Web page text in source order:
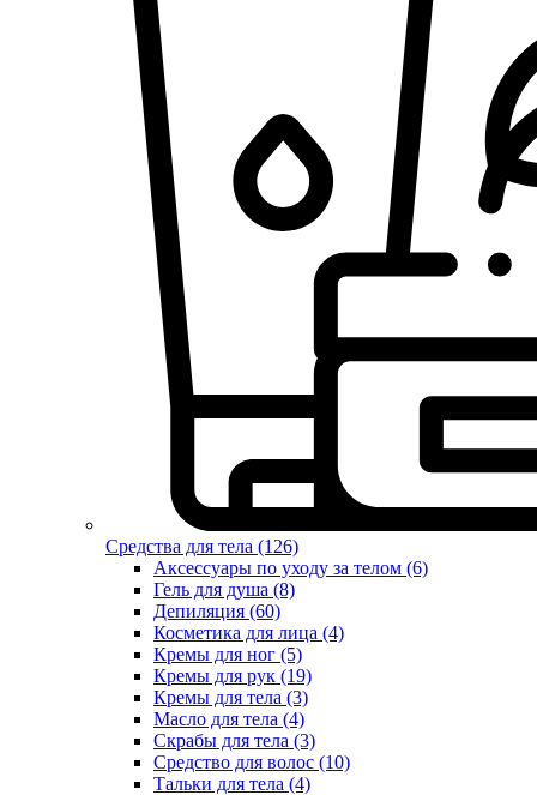
Средства для тела (126)
Аксессуары по уходу за телом (6)
Гель для душа (8)
Депиляция (60)
Косметика для лица (4)
Кремы для ног (5)
Кремы для рук (19)
Кремы для тела (3)
Масло для тела (4)
Скрабы для тела (3)
Средство для волос (10)
Тальки для тела (4)